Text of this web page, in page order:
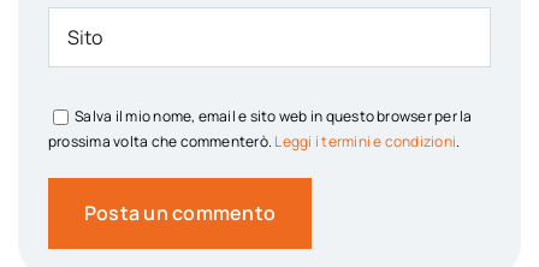
Salva il mio nome, email e sito web in questo browser per la
prossima volta che commenterò. Leggi i termini e condizioni.